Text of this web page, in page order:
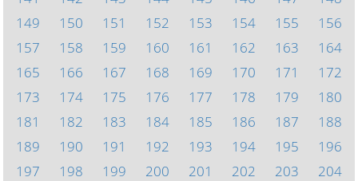
149
150 151 152 153 154 155
156
157
158 159 160 161 162 163
164
165
166 167 168 169 170 171
172
173
174 175 176 177 178 179
180
181
182 183 184 185 186 187
188
189
190 191 192 193 194 195
196
197
198 199 200 201 202 203
204